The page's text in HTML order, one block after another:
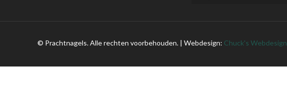
© Prachtnagels. Alle rechten voorbehouden. | Webdesign: Chuck's Webdesign